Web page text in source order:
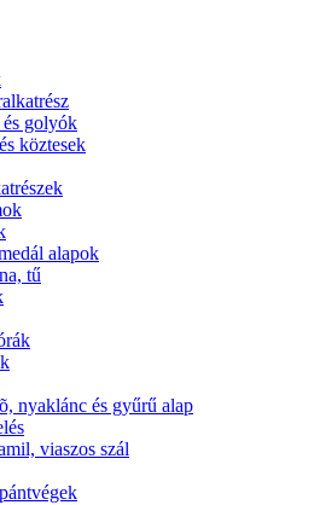
golyók
köztesek
alapok
tű
nyaklánc és gyűrű alap
viaszos szál